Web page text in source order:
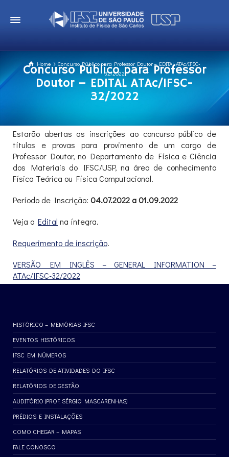
Home
Concurso Público para Professor Doutor – EDITAL ATAc/IFSC-
32/2022
Concurso Público para Professor
Doutor – EDITAL ATAc/IFSC-
32/2022
Estarão abertas as inscrições ao concurso público de
títulos e provas para provimento de um cargo de
Professor Doutor, no Departamento de Física e Ciência
dos Materiais do IFSC/USP, na área de conhecimento
Física Teórica ou Física Computacional.
Período de Inscrição: 04.07.2022 a 01.09.2022
Veja o Edital na íntegra.
Requerimento de inscrição.
VERSÃO EM INGLÊS – GENERAL INFORMATION –
ATAc/IFSC-32/2022
HISTÓRICO – MEMÓRIAS IFSC
EVENTOS HISTÓRICOS
IFSC EM NÚMEROS
RELATÓRIOS DE ATIVIDADES DO IFSC
RELATÓRIOS DE GESTÃO
AUDITÓRIO (PROF. SÉRGIO MASCARENHAS)
PRÉDIOS E INSTALAÇÕES
COMO CHEGAR – MAPAS
FALE CONOSCO